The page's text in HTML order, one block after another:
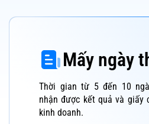
Mấy ngày
Thời gian từ 5 đến 10
nhận được kết quả và giấy
kinh doanh.